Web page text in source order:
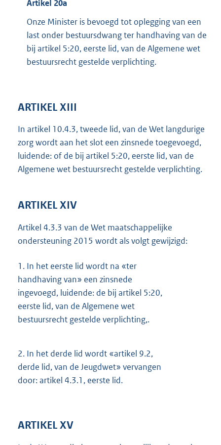
Artikel 20a
Onze Minister is bevoegd tot oplegging van een
last onder bestuursdwang ter handhaving van de
bij artikel 5:20, eerste lid, van de Algemene wet
bestuursrecht gestelde verplichting.
ARTIKEL XIII
In artikel 10.4.3, tweede lid, van de Wet langdurige
zorg wordt aan het slot een zinsnede toegevoegd,
luidende: of de bij artikel 5:20, eerste lid, van de
Algemene wet bestuursrecht gestelde verplichting.
ARTIKEL XIV
Artikel 4.3.3 van de Wet maatschappelijke
ondersteuning 2015 wordt als volgt gewijzigd:
1. In het eerste lid wordt na «ter
handhaving van» een zinsnede
ingevoegd, luidende: de bij artikel 5:20,
eerste lid, van de Algemene wet
bestuursrecht gestelde verplichting,.
2. In het derde lid wordt «artikel 9.2,
derde lid, van de Jeugdwet» vervangen
door: artikel 4.3.1, eerste lid.
ARTIKEL XV